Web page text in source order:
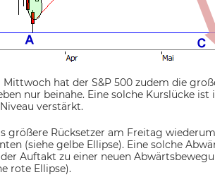
hat der S&P 500 zudem die
nur beinahe. Eine solche Kurslücke
verstärkt.
größere Rücksetzer am Freitag
(siehe gelbe Ellipse). Eine solche
Auftakt zu einer neuen
rote Ellipse).